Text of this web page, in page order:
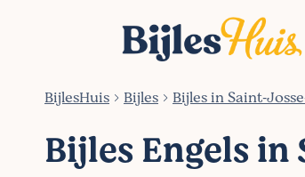
BijlesHuis Bijles Bijles in
Bijles Engels